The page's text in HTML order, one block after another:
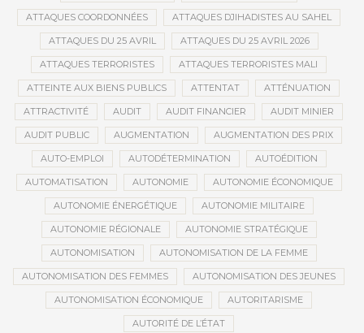
ATTAQUES COORDONNÉES ATTAQUES DJIHADISTES AU SAHEL
ATTAQUES DU 25 AVRIL ATTAQUES DU 25 AVRIL 2026
ATTAQUES TERRORISTES ATTAQUES TERRORISTES MALI
ATTEINTE AUX BIENS PUBLICS ATTENTAT ATTÉNUATION
ATTRACTIVITÉ AUDIT AUDIT FINANCIER AUDIT MINIER
AUDIT PUBLIC AUGMENTATION AUGMENTATION DES PRIX
AUTO-EMPLOI AUTODÉTERMINATION AUTOÉDITION
AUTOMATISATION AUTONOMIE AUTONOMIE ÉCONOMIQUE
AUTONOMIE ÉNERGÉTIQUE AUTONOMIE MILITAIRE
AUTONOMIE RÉGIONALE AUTONOMIE STRATÉGIQUE
AUTONOMISATION AUTONOMISATION DE LA FEMME
AUTONOMISATION DES FEMMES AUTONOMISATION DES JEUNES
AUTONOMISATION ÉCONOMIQUE AUTORITARISME
AUTORITÉ DE L’ÉTAT